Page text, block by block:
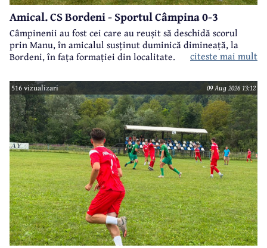
Amical. CS Bordeni - Sportul Câmpina 0-3
Câmpinenii au fost cei care au reușit să deschidă scorul
prin Manu, în amicalul susținut duminică dimineață, la
Bordeni, în fața formației din localitate.
citeste mai mult
516 vizualizari 09 Aug 2026 13:12